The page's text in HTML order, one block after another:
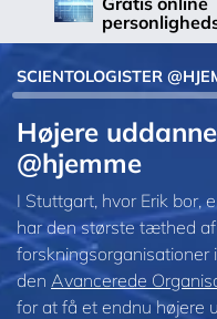
SCIENTOLOGISTER
Højere
@hjemme
I Stuttgart, hvor Erik bor,
har den største tæthed
forskningsorganisationer
den Avancerede
for at få et endnu højere